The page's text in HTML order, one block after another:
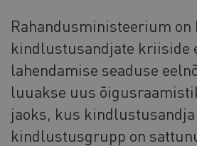
Rahandusministeerium on
kindlustusandjate kriiside
lahendamise seaduse
luuakse uus
jaoks, kus kindlustusandja
kindlustusgrupp on